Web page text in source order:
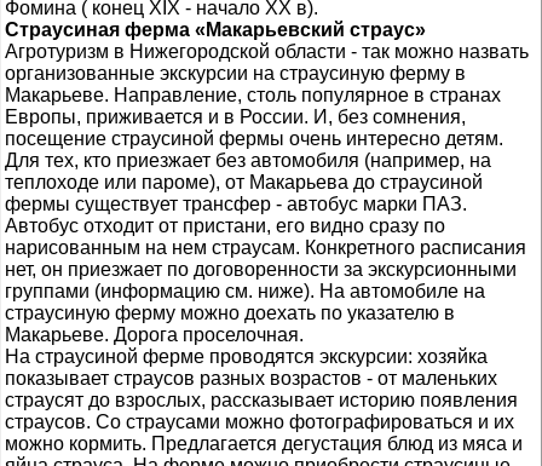
Фомина ( конец XIX - начало XX в).
Страусиная ферма «Макарьевский страус»
Агротуризм в Нижегородской области - так можно назвать
организованные экскурсии на страусиную ферму в
Макарьеве. Направление, столь популярное в странах
Европы, приживается и в России. И, без сомнения,
посещение страусиной фермы очень интересно детям.
Для тех, кто приезжает без автомобиля (например, на
теплоходе или пароме), от Макарьева до страусиной
фермы существует трансфер - автобус марки ПАЗ.
Автобус отходит от пристани, его видно сразу по
нарисованным на нем страусам. Конкретного расписания
нет, он приезжает по договоренности за экскурсионными
группами (информацию см. ниже). На автомобиле на
страусиную ферму можно доехать по указателю в
Макарьеве. Дорога проселочная.
На страусиной ферме проводятся экскурсии: хозяйка
показывает страусов разных возрастов - от маленьких
страусят до взрослых, рассказывает историю появления
страусов. Со страусами можно фотографироваться и их
можно кормить. Предлагается дегустация блюд из мяса и